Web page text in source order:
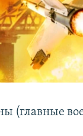
(главные